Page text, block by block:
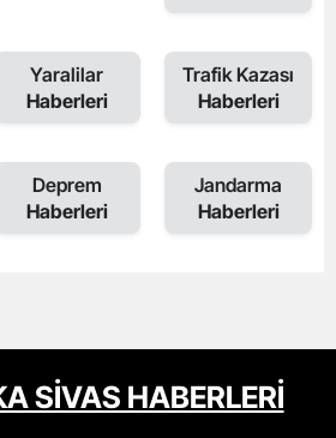
Yaralilar
Haberleri
Trafik Kazası
Haberleri
Deprem
Haberleri
Jandarma
Haberleri
SİVAS HABERLERİ